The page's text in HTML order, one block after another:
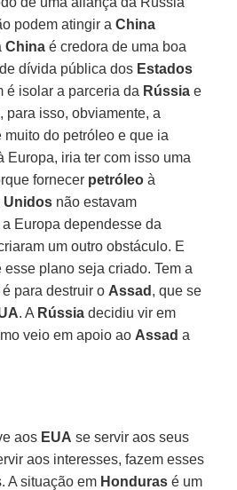
podem atingir aChina
China é credora de uma boa
dívida pública dos Estados
é isolar a parceria da Rússia e
para isso, obviamente, a
muito do petróleo e que ia
Europa, iria ter com isso uma
fornecer petróleo à
Unidos não estavam
Europa dependesse da
um outro obstáculo. E
plano seja criado. Tem a
é para destruir o Assad , que se
. A Rússia decidiu vir em
veio em apoio ao Assad a
aos EUA se servir aos seus
aos interesses, fazem esses
A situação em Honduras é um